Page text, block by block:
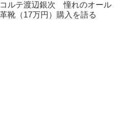
コルテ渡辺銀次 憧れのオール
靴（17万円）購入を語る